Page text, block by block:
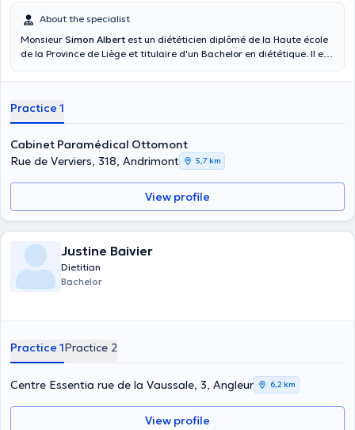
About the specialist
Monsieur Simon Albert est un diététicien diplômé de la Haute école
de la Province de Liège et titulaire d'un Bachelor en diététique. Il est
système digestif ainsi que le diabète. Il a exercé au sein de l’hôpital
du cabinet paramédical Ottomont, il se fera un plaisir de vous y
accueillir.
Practice 1
Cabinet Paramédical Ottomont
Rue de Verviers, 318, Andrimont
5,7 km
View profile
Justine Baivier
Dietitian
Bachelor
Practice 1Practice 2
Centre Essentia rue de la Vaussale, 3, Angleur 6,2 km
View profile